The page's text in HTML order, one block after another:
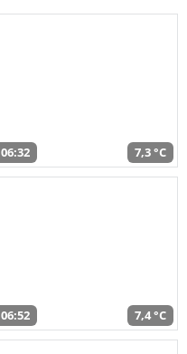
06:32 7,3 °C
06:52 7,4 °C